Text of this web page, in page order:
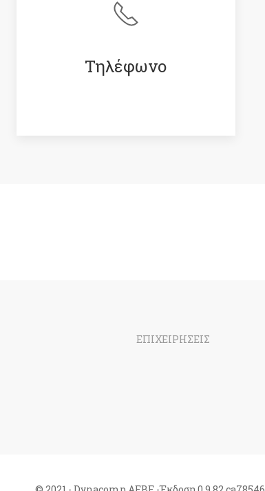
Τηλέφωνο
ΕΠΙΧΕΙΡΗΣΕΙΣ